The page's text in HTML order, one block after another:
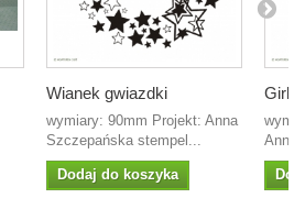
Wianek gwiazdki
wymiary: 90mm Projekt: Anna
Szczepańska stempel...
Dodaj do koszyka
Anna